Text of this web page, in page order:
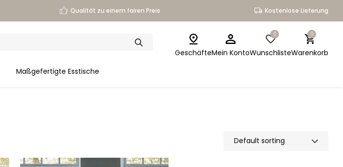
Qualität zu einem fairen Preis Kostenlose Lieferung
Maßgefertigte Esstische
GeschäfteMein Konto
0
Wunschliste
0
Warenkorb